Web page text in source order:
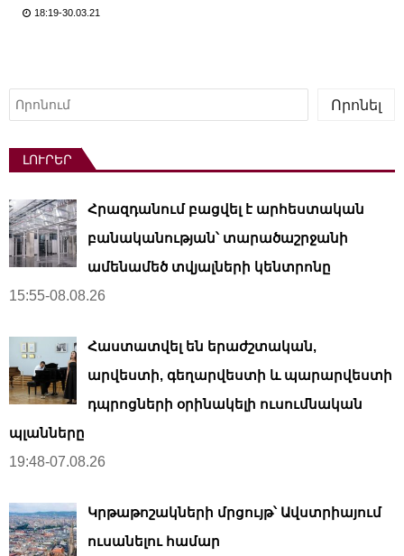
18:19-30.03.21
Որոնել
Որոնել
ԼՈՒՐԵՐ
Հրազդանում բացվել է արհեստական ​​
բանականության՝ տարածաշրջանի
ամենամեծ տվյալների կենտրոնը
15:55-08.08.26
Հաստատվել են երաժշտական,
արվեստի, գեղարվեստի և պարարվեստի
դպրոցների օրինակելի ուսումնական
պլանները
19:48-07.08.26
Կրթաթոշակների մրցույթ՝ Ավստրիայում
ուսանելու համար